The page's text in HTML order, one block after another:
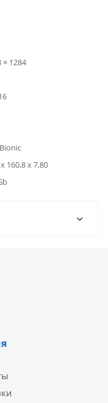
× 1284
160,8 x 7,80